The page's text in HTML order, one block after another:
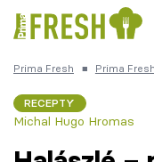
Česká kuchyně
Prima Fresh ■ Prima Fresh
RECEPTY
Michal Hugo Hromas